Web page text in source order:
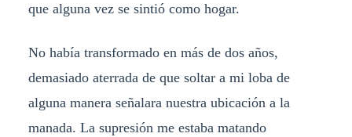
que alguna vez se sintió como hogar.
No había transformado en más de dos años,
demasiado aterrada de que soltar a mi loba de
alguna manera señalara nuestra ubicación a la
manada. La supresión me estaba matando